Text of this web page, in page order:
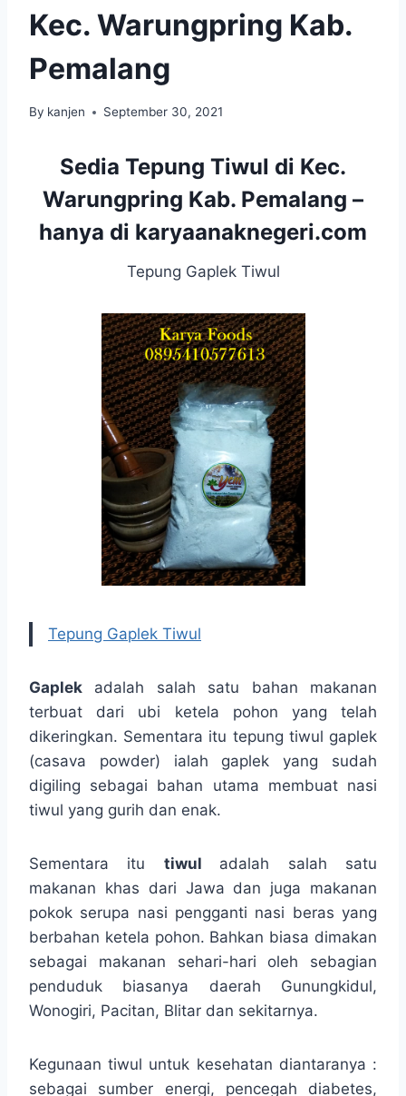
Kec. Warungpring Kab.
Pemalang
By kanjen September 30, 2021
Sedia Tepung Tiwul di Kec.
Warungpring Kab. Pemalang –
hanya di karyaanaknegeri.com
Tepung Gaplek Tiwul
Tepung Gaplek Tiwul
Gaplek adalah salah satu bahan makanan
terbuat dari ubi ketela pohon yang telah
dikeringkan. Sementara itu tepung tiwul gaplek
(casava powder) ialah gaplek yang sudah
digiling sebagai bahan utama membuat nasi
tiwul yang gurih dan enak.
Sementara itu tiwul adalah salah satu
makanan khas dari Jawa dan juga makanan
pokok serupa nasi pengganti nasi beras yang
berbahan ketela pohon. Bahkan biasa dimakan
sebagai makanan sehari-hari oleh sebagian
penduduk biasanya daerah Gunungkidul,
Wonogiri, Pacitan, Blitar dan sekitarnya.
Kegunaan tiwul untuk kesehatan diantaranya :
sebagai sumber energi, pencegah diabetes,